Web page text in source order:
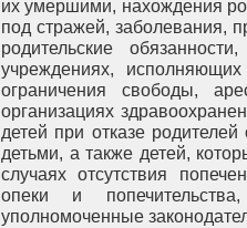
их умершими, нахождения
под стражей, заболевания,
родительские
учреждениях,
ограничения свободы,
организациях
детей при отказе
детьми, а также детей,
случаях отсутствия
опеки и
уполномоченные